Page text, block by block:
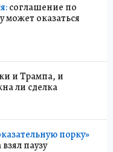
соглашение по
может оказаться
и Трампа, и
ли сделка
порку»
паузу